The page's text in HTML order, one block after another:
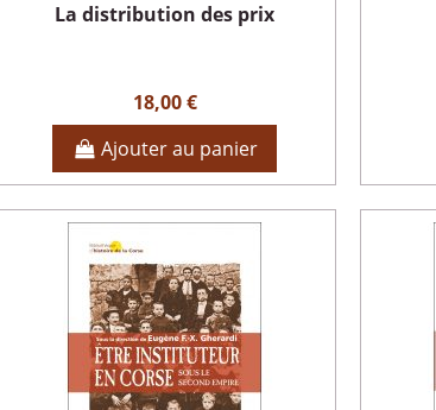
La distribution des prix
18,00 €
Ajouter au panier